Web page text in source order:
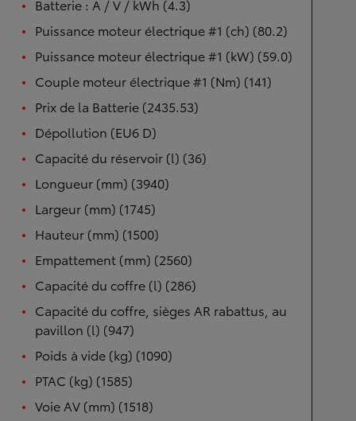
Batterie : A / V / kWh (4.3)
Puissance moteur électrique #1 (ch) (80.2)
Puissance moteur électrique #1 (kW) (59.0)
Couple moteur électrique #1 (Nm) (141)
Prix de la Batterie (2435.53)
Dépollution (EU6 D)
Capacité du réservoir (l) (36)
Longueur (mm) (3940)
Largeur (mm) (1745)
Hauteur (mm) (1500)
Empattement (mm) (2560)
Capacité du coffre (l) (286)
Capacité du coffre, sièges AR rabattus, au
pavillon (l) (947)
Poids à vide (kg) (1090)
PTAC (kg) (1585)
Voie AV (mm) (1518)